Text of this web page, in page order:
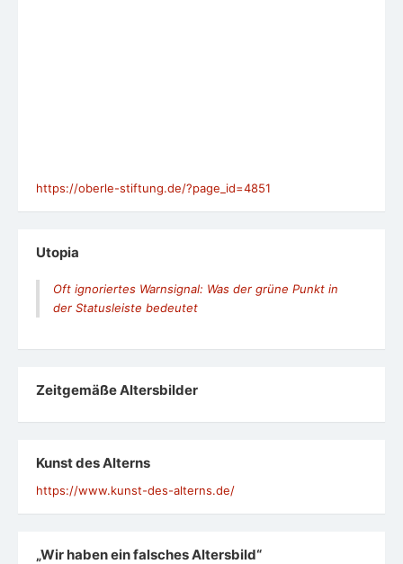
https://oberle-stiftung.de/?page_id=4851
Utopia
Oft ignoriertes Warnsignal: Was der grüne Punkt in
der Statusleiste bedeutet
Zeit­ge­mäße Alters­bil­der
Kunst des Alterns
https://www.kunst-des-alterns.de/
„Wir haben ein falsches Altersbild“